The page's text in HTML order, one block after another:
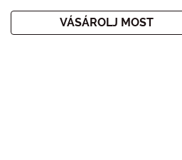
VÁSÁROLJ MOST